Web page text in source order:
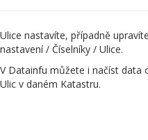
Ulice nastavíte, případně
nastavení / Číselníky / Ulice.
V Datainfu můžete i načíst data
Ulic v daném Katastru.